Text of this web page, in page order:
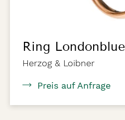
Ring Londonblue
Herzog & Loibner
Preis auf Anfrage